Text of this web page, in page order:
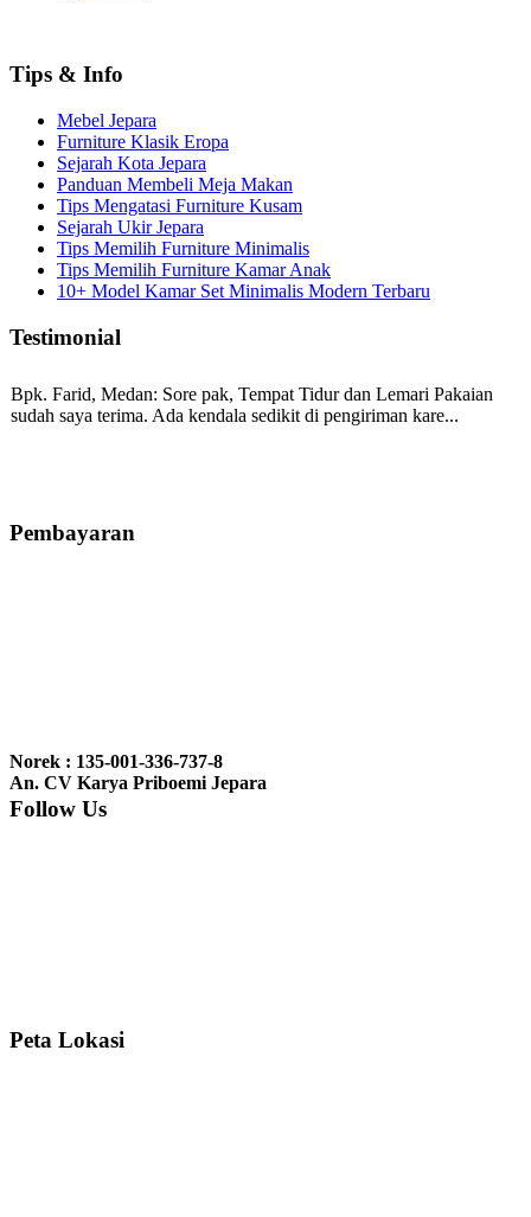
Tips & Info
Mebel Jepara
Furniture Klasik Eropa
Sejarah Kota Jepara
Panduan Membeli Meja Makan
Tips Mengatasi Furniture Kusam
Sejarah Ukir Jepara
Tips Memilih Furniture Minimalis
Tips Memilih Furniture Kamar Anak
10+ Model Kamar Set Minimalis Modern Terbaru
Testimonial
Bpk. Farid, Medan: Sore pak, Tempat Tidur dan Lemari Pakaian
sudah saya terima. Ada kendala sedikit di pengiriman kare...
bale2 dan kursi teras saya sudah saya terima dan p...
nyesel deh beli geby...
Pembayaran
Norek : 135-001-336-737-8
An. CV Karya Priboemi Jepara
Follow Us
Peta Lokasi